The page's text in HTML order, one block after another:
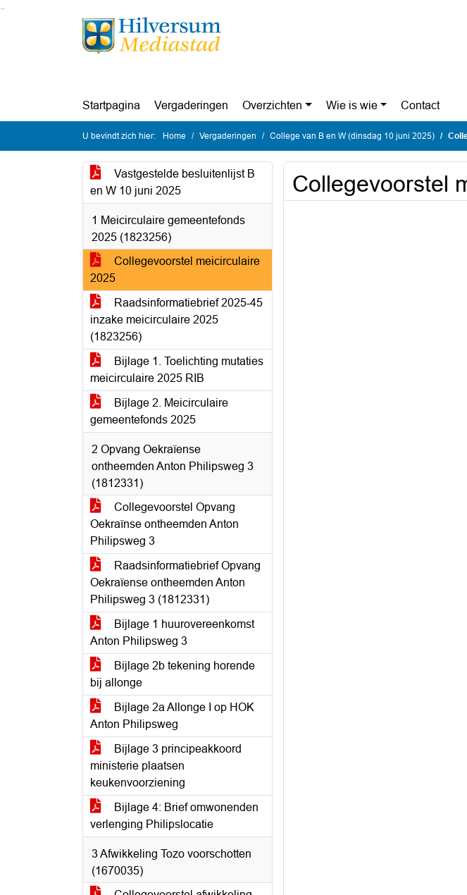
Ga naar de inhoud van deze pagina
Ga naar het zoeken
Ga naar het menu
Startpagina Vergaderingen Overzichten Wie is wie Contact
U bevindt zich hier: Home Vergaderingen College van B en W (dinsdag 10 juni 2025)
Vastgestelde besluitenlijst B
en W 10 juni 2025
1 Meicirculaire gemeentefonds
2025 (1823256)
Collegevoorstel meicirculaire
2025
Raadsinformatiebrief 2025-45
inzake meicirculaire 2025
(1823256)
Bijlage 1. Toelichting mutaties
meicirculaire 2025 RIB
Bijlage 2. Meicirculaire
gemeentefonds 2025
2 Opvang Oekraïense
ontheemden Anton Philipsweg 3
(1812331)
Collegevoorstel Opvang
Oekraïnse ontheemden Anton
Philipsweg 3
Raadsinformatiebrief Opvang
Oekraïense ontheemden Anton
Philipsweg 3 (1812331)
Bijlage 1 huurovereenkomst
Anton Philipsweg 3
Bijlage 2b tekening horende
bij allonge
Bijlage 2a Allonge I op HOK
Anton Philipsweg
Bijlage 3 principeakkoord
ministerie plaatsen
keukenvoorziening
Bijlage 4: Brief omwonenden
verlenging Philipslocatie
3 Afwikkeling Tozo voorschotten
(1670035)
Collegevoorstel